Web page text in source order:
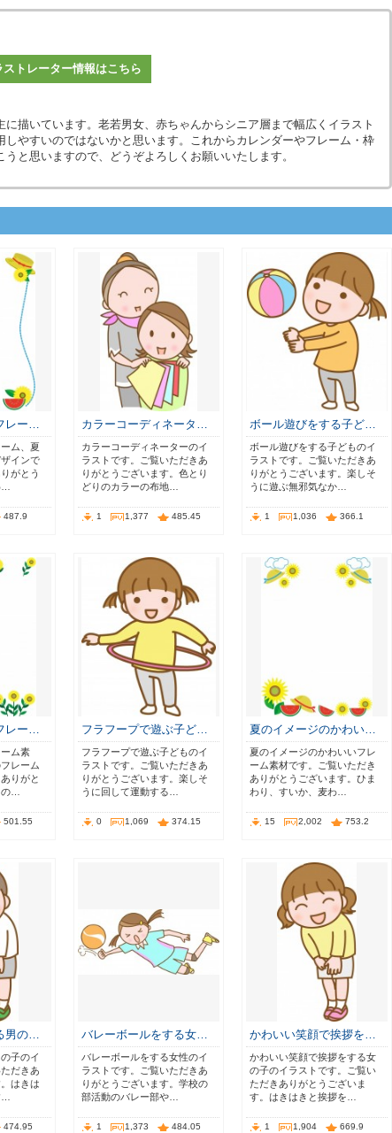
ストレーター情報はこちら
描いています。老若男女、赤ちゃんからシニア層まで幅広くイラスト
やすいのではないかと思います。これからカレンダーやフレーム・枠
と思いますので、どうぞよろしくお願いいたします。
レー…
ム、夏
インで
がとう
487.9
カラーコーディネータ…
カラーコーディネーターのイ
ラストです。ご覧いただきあ
りがとうございます。色とり
どりのカラーの布地…
1 1,377 485.45
ボール遊びをする子ど…
ボール遊びをする子どものイ
ラストです。ご覧いただきあ
りがとうございます。楽しそ
うに遊ぶ無邪気なか…
1 1,036 366.1
レー…
ム素
レーム
りがと
…
501.55
フラフープで遊ぶ子ど…
フラフープで遊ぶ子どものイ
ラストです。ご覧いただきあ
りがとうございます。楽しそ
うに回して運動する…
0 1,069 374.15
夏のイメージのかわい…
夏のイメージのかわいいフレ
ーム素材です。ご覧いただき
ありがとうございます。ひま
わり、すいか、麦わ…
15 2,002 753.2
男の…
子のイ
だきあ
はきは
474.95
バレーボールをする女…
バレーボールをする女性のイ
ラストです。ご覧いただきあ
りがとうございます。学校の
部活動のバレー部や…
1 1,373 484.05
かわいい笑顔で挨拶を…
かわいい笑顔で挨拶をする女
の子のイラストです。ご覧い
ただきありがとうございま
す。はきはきと挨拶を…
1 1,904 669.9